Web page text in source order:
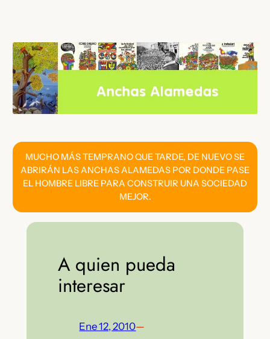
contenido
MUCHO MÁS TEMPRANO QUE TARDE, DE NUEVO SE
ABRIRÁN LAS ANCHAS ALAMEDAS POR DONDE PASE
EL HOMBRE LIBRE PARA CONSTRUIR UNA SOCIEDAD
MEJOR.
A quien pueda
interesar
Ene 12, 2010—